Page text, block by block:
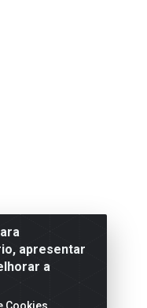
apresentar
a
Cookies